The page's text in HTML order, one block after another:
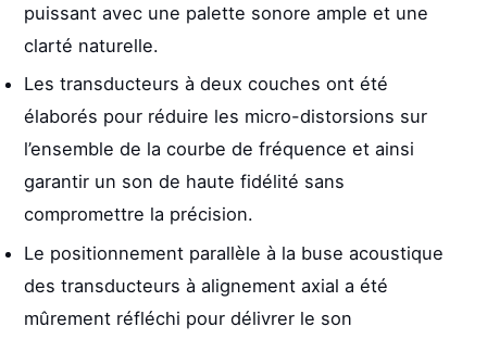
puissant avec une palette sonore ample et une
clarté naturelle.
Les transducteurs à deux couches ont été
élaborés pour réduire les micro-distorsions sur
l’ensemble de la courbe de fréquence et ainsi
garantir un son de haute fidélité sans
compromettre la précision.
Le positionnement parallèle à la buse acoustique
des transducteurs à alignement axial a été
mûrement réfléchi pour délivrer le son